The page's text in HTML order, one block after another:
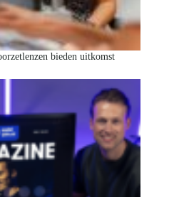
bieden uitkomst